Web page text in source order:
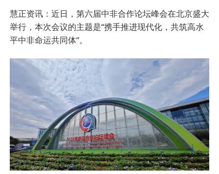
慧正资讯：近日，第六届中非合作论坛峰会在北京盛大
举行，本次会议的主题是“携手推进现代化，共筑高水
平中非命运共同体”。